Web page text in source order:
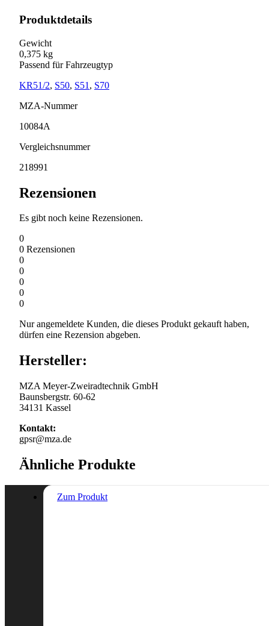
Produktdetails
Gewicht
0,375 kg
Passend für Fahrzeugtyp
KR51/2, S50, S51 , S70
MZA-Nummer
10084A
Vergleichsnummer
218991
Rezensionen
Es gibt noch keine Rezensionen.
0
0 Rezensionen
0
0
0
0
0
Nur angemeldete Kunden, die dieses Produkt gekauft haben,
dürfen eine Rezension abgeben.
Hersteller:
MZA Meyer-Zweiradtechnik GmbH
Baunsbergstr. 60-62
34131 Kassel
Kontakt:
gpsr@mza.de
Ähnliche Produkte
Zum Produkt